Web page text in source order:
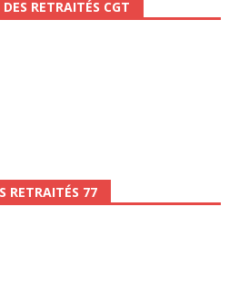
RETRAITÉS CGT
RETRAITÉS 77